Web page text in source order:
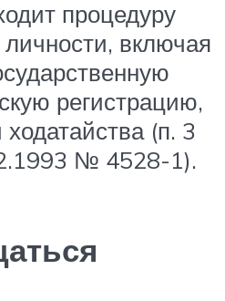
процедуру
включая
регистрацию,
(п. 3
№ 4528-1).